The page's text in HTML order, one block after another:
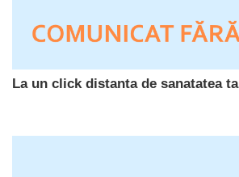
La un click distanta de sanatatea ta